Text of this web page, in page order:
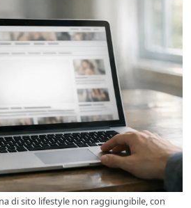
di sito lifestyle non raggiungibile, con